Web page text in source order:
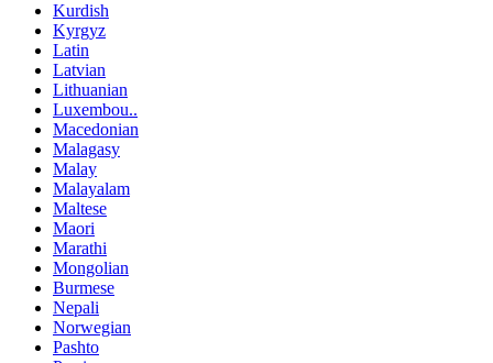
Kurdish
Kyrgyz
Latin
Latvian
Lithuanian
Luxembou..
Macedonian
Malagasy
Malay
Malayalam
Maltese
Maori
Marathi
Mongolian
Burmese
Nepali
Norwegian
Pashto